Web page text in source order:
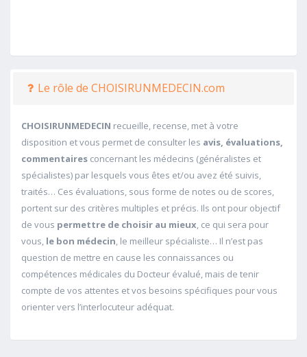
Le rôle de CHOISIRUNMEDECIN.com
CHOISIRUNMEDECIN recueille, recense, met à votre
disposition et vous permet de consulter les avis, évaluations,
commentaires concernant les médecins (généralistes et
spécialistes) par lesquels vous êtes et/ou avez été suivis,
traités… Ces évaluations, sous forme de notes ou de scores,
portent sur des critères multiples et précis. Ils ont pour objectif
de vous permettre de choisir au mieux, ce qui sera pour
vous, le bon médecin, le meilleur spécialiste… Il n’est pas
question de mettre en cause les connaissances ou
compétences médicales du Docteur évalué, mais de tenir
compte de vos attentes et vos besoins spécifiques pour vous
orienter vers l’interlocuteur adéquat.